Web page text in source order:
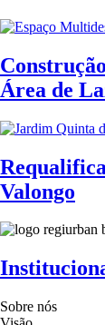
Área de
Valongo
Sobre nós